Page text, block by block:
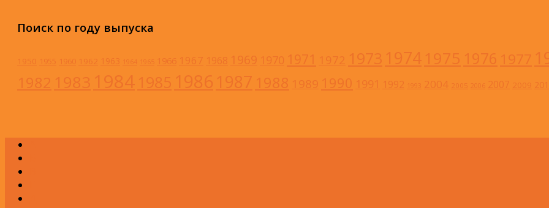
Поиск по году выпуска
1950 1955 1960 1962 1963 1964 1965 1966 1967 1968 1969 1970 1971 1972 1973 1974 1975 1976 1977
1982 1983 1984 1985 1986 1987 1988 1989 1990 1991 1992 1993 2004 2005 2006 2007 2009